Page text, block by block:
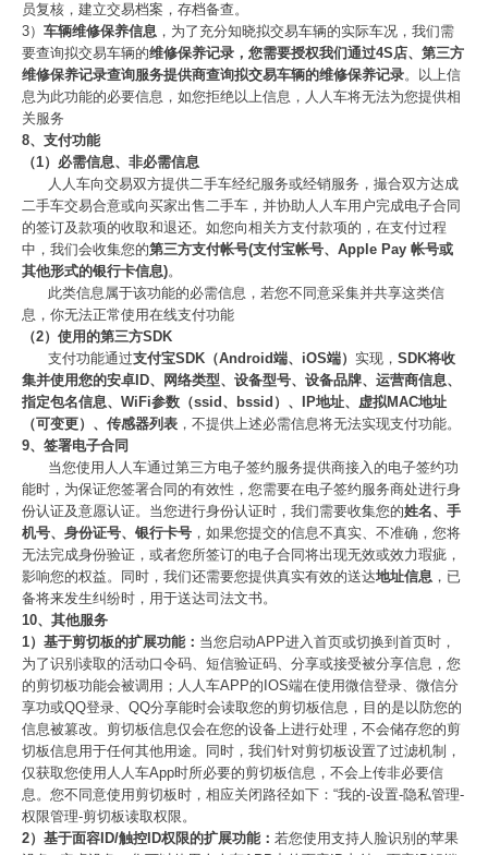
员复核，建立交易档案，存档备查。
3） 车辆维修保养信息 ，为了充分知晓拟交易车辆的实际车况，我们需
要查询拟交易车辆的维修保养记录，您需要授权我们通过4S店、第三方
维修保养记录查询服务提供商查询拟交易车辆的维修保养记录。以上信
息为此功能的必要信息，如您拒绝以上信息，人人车将无法为您提供相
关服务
8、支付功能
（1）必需信息、非必需信息
人人车向交易双方提供二手车经纪服务或经销服务，撮合双方达成
二手车交易合意或向买家出售二手车，并协助人人车用户完成电子合同
的签订及款项的收取和退还。如您向相关方支付款项的，在支付过程
中，我们会收集您的第三方支付帐号(支付宝帐号、Apple Pay 帐号或
其他形式的银行卡信息)。
此类信息属于该功能的必需信息，若您不同意采集并共享这类信
息，你无法正常使用在线支付功能
（2）使用的第三方SDK
支付功能通过支付宝SDK（Android端、iOS端） 实现， SDK将收
集并使用您的安卓ID、网络类型、设备型号、设备品牌、运营商信息、
指定包名信息、WiFi参数（ssid、bssid）、IP地址、虚拟MAC地址
（可变更）、传感器列表 ，不提供上述必需信息将无法实现支付功能。
9、签署电子合同
当您使用人人车通过第三方电子签约服务提供商接入的电子签约功
能时，为保证您签署合同的有效性，您需要在电子签约服务商处进行身
份认证及意愿认证。当您进行身份认证时，我们需要收集您的姓名、手
机号、身份证号、银行卡号 ，如果您提交的信息不真实、不准确，您将
无法完成身份验证，或者您所签订的电子合同将出现无效或效力瑕疵，
影响您的权益。同时，我们还需要您提供真实有效的送达地址信息 ，已
备将来发生纠纷时，用于送达司法文书。
10、其他服务
1）基于剪切板的扩展功能： 当您启动APP进入首页或切换到首页时，
为了识别读取的活动口令码、短信验证码、分享或接受被分享信息，您
的剪切板功能会被调用；人人车APP的IOS端在使用微信登录、微信分
享功或QQ登录、QQ分享能时会读取您的剪切板信息，目的是以防您的
信息被篡改。剪切板信息仅会在您的设备上进行处理，不会储存您的剪
切板信息用于任何其他用途。同时，我们针对剪切板设置了过滤机制，
仅获取您使用人人车App时所必要的剪切板信息，不会上传非必要信
息。您不同意使用剪切板时，相应关闭路径如下：“我的-设置-隐私管理-
权限管理-剪切板读取权限。
2）基于面容ID/触控ID权限的扩展功能： 若您使用支持人脸识别的苹果